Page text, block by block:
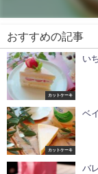
おすすめの記事
カットケーキ
い
カットケーキ
ベ
バ